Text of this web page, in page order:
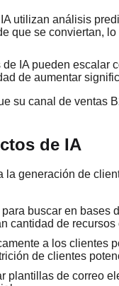
utilizan análisis
que se conviertan,
IA pueden escalar
de aumentar
su canal de ventas
de IA
la generación de
buscar en bases
cantidad de recursos
a los clientes
de clientes
plantillas de correo